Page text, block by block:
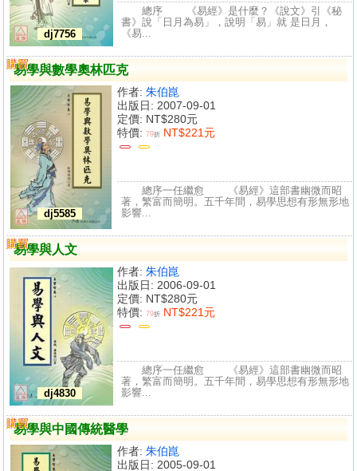
dj7756
總序 《易經》是什麼？《說文》引《秘
書》說「日月為易」，說明「易」就 是日月，
《易...
易學與數學奧林匹克
dj5585
作者: 朱伯崑
出版日: 2007-09-01
定價: NT$280元
特價: 79折 NT$221元
購買
比較
總序一任繼愈 《易經》這部書幽微而昭
著，繁富而簡明。五千年間，易學思想有形無形地
影響...
易學與人文
dj4830
作者: 朱伯崑
出版日: 2006-09-01
定價: NT$280元
特價: 79折 NT$221元
購買
比較
總序一任繼愈 《易經》這部書幽微而昭
著，繁富而簡明。五千年間，易學思想有形無形地
影響...
易學與中國傳統醫學
作者: 朱伯崑
出版日: 2005-09-01
購買
比較